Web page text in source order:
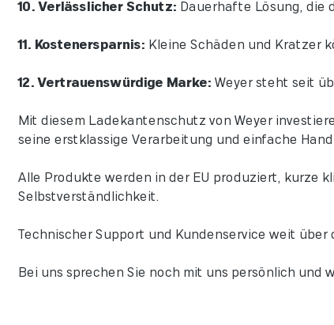
10. Verlässlicher Schutz: Dauerhafte Lösung, die
11. Kostenersparnis: Kleine Schäden und Kratzer
12. Vertrauenswürdige Marke: Weyer steht seit
Mit diesem Ladekantenschutz von Weyer
seine erstklassige Verarbeitung und einfache
Alle Produkte werden in der EU produziert, kurze
Selbstverständlichkeit.
Technischer Support und Kundenservice weit
Bei uns sprechen Sie noch mit uns persönlich und